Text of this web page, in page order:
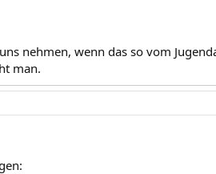
nehmen, wenn das so vom
man.